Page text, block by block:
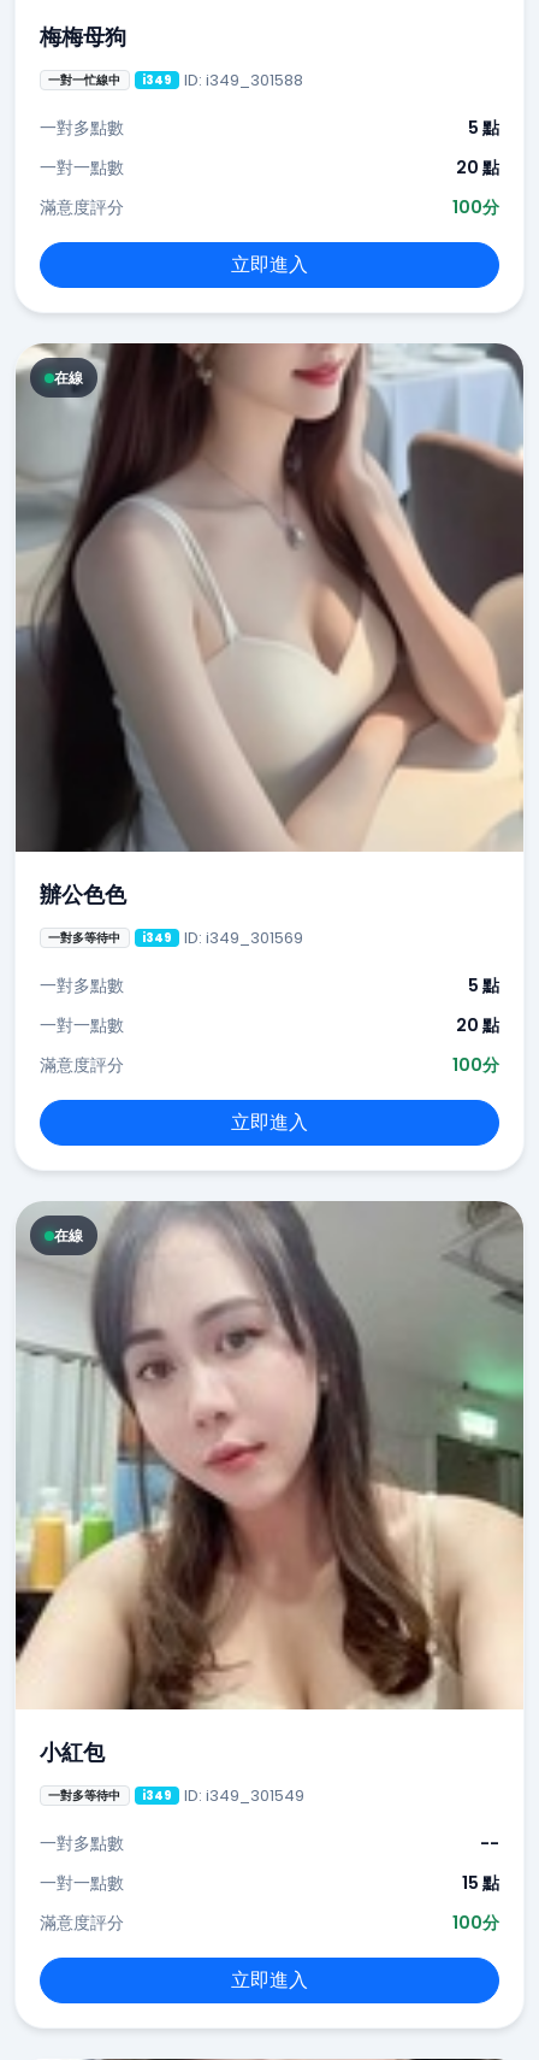
梅梅母狗
一對一忙線中 i349 ID: i349_301588
一對多點數
5 點
一對一點數
20 點
滿意度評分
100分
立即進入
在線
辦公色色
一對多等待中 i349 ID: i349_301569
一對多點數
5 點
一對一點數
20 點
滿意度評分
100分
立即進入
在線
小紅包
一對多等待中 i349 ID: i349_301549
一對多點數
--
一對一點數
15 點
滿意度評分
100分
立即進入